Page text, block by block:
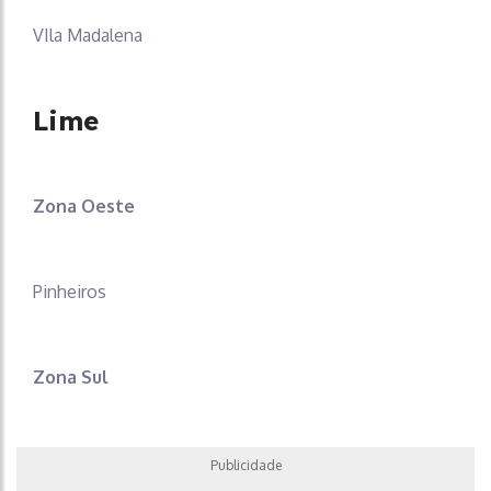
VIla Madalena
Lime
Zona Oeste
Pinheiros
Zona Sul
Publicidade